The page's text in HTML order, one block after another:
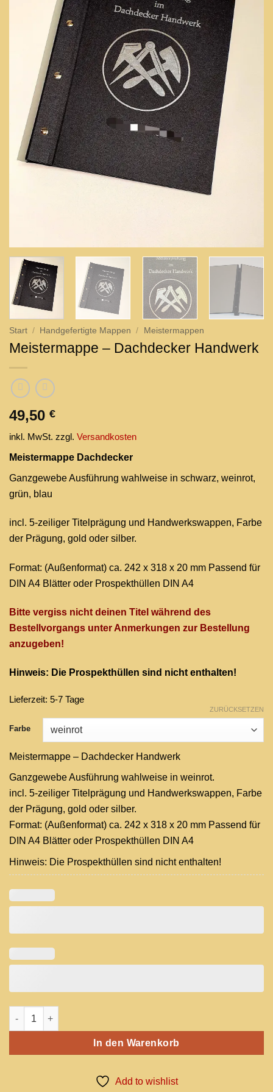
Start / Handgefertigte Mappen / Meistermappen
Meistermappe – Dachdecker Handwerk
49,50 €
inkl. MwSt. zzgl. Versandkosten
Meistermappe Dachdecker
Ganzgewebe Ausführung wahlweise in schwarz, weinrot,
grün, blau
incl. 5-zeiliger Titelprägung und Handwerkswappen, Farbe
der Prägung, gold oder silber.
Format: (Außenformat) ca. 242 x 318 x 20 mm Passend für
DIN A4 Blätter oder Prospekthüllen DIN A4
Bitte vergiss nicht deinen Titel während des
Bestellvorgangs unter Anmerkungen zur Bestellung
anzugeben!
Hinweis: Die Prospekthüllen sind nicht enthalten!
Lieferzeit: 5-7 Tage
Farbe
ZURÜCKSETZEN
Meistermappe – Dachdecker Handwerk
Ganzgewebe Ausführung wahlweise in weinrot.
incl. 5-zeiliger Titelprägung und Handwerkswappen, Farbe
der Prägung, gold oder silber.
Format: (Außenformat) ca. 242 x 318 x 20 mm Passend für
DIN A4 Blätter oder Prospekthüllen DIN A4
Hinweis: Die Prospekthüllen sind nicht enthalten!
In den Warenkorb
Add to wishlist